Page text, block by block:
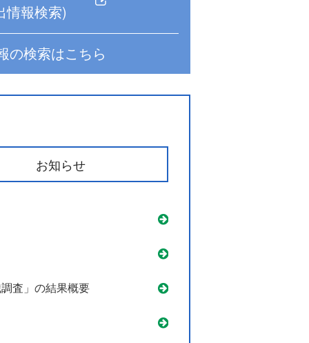
情報検索)
の検索はこちら
お知らせ
査」の結果概要